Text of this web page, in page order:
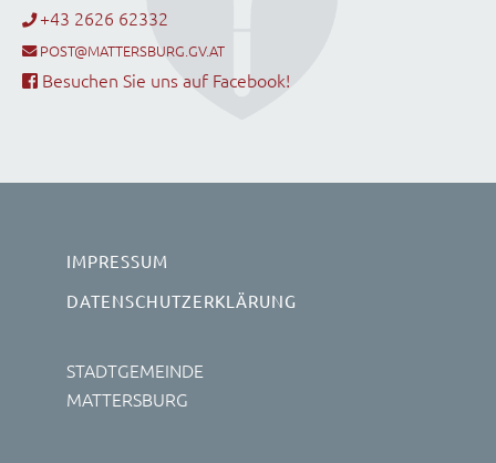
+43 2626 62332
POST@MATTERSBURG.GV.AT
Besuchen Sie uns auf Facebook!
IMPRESSUM
DATENSCHUTZERKLÄRUNG
STADTGEMEINDE
MATTERSBURG